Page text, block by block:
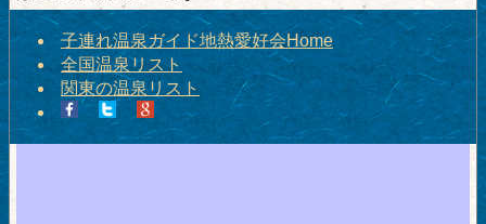
子連れ温泉ガイド地熱愛好会Home
全国温泉リスト
関東の温泉リスト